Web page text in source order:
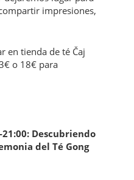
impresiones,
en tienda de té Čaj
o 18€ para
21:00: Descubriendo
del Té Gong